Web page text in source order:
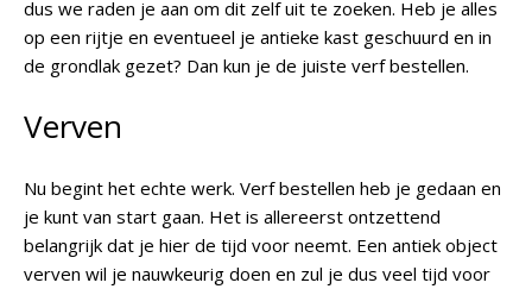
dus we raden je aan om dit zelf uit te zoeken. Heb je alles
op een rijtje en eventueel je antieke kast geschuurd en in
de grondlak gezet? Dan kun je de juiste verf bestellen.
Verven
Nu begint het echte werk. Verf bestellen heb je gedaan en
je kunt van start gaan. Het is allereerst ontzettend
belangrijk dat je hier de tijd voor neemt. Een antiek object
verven wil je nauwkeurig doen en zul je dus veel tijd voor